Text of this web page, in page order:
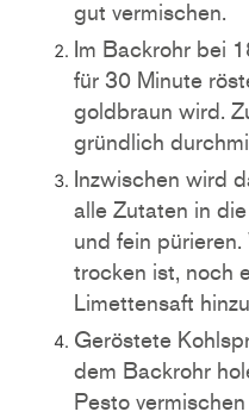
gut vermischen.
Im Backrohr bei 180 Grad Ober-/Unterhitze
für 30 Minute
goldbraun wird.
gründlich
Inzwischen wird das Pesto zubereitet. Dafür
alle Zutaten in
und fein
trocken ist, noch
Limettensaft
Geröstete Kohlsprossen und Kartoffeln aus
dem Backrohr
Pesto